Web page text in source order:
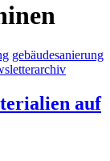
gebäudesanierung
auf